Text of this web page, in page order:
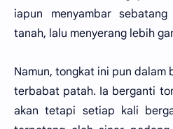
iapun menyambar
tanah, lalu menyerang lebih
Namun, tongkat ini pun dalam
terbabat patah. Ia berganti
akan tetapi setiap kali